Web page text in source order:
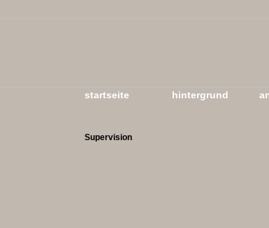
startseite hintergrund
Supervision